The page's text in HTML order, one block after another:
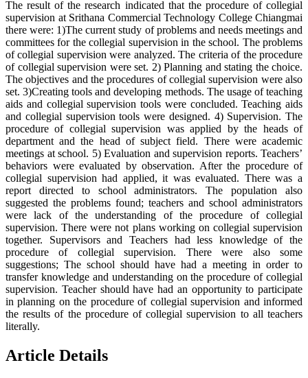
The result of the research indicated that the procedure of collegial
supervision at Srithana Commercial Technology College Chiangmai
there were: 1)The current study of problems and needs meetings and
committees for the collegial supervision in the school. The problems
of collegial supervision were analyzed. The criteria of the procedure
of collegial supervision were set. 2) Planning and stating the choice.
The objectives and the procedures of collegial supervision were also
set. 3)Creating tools and developing methods. The usage of teaching
aids and collegial supervision tools were concluded. Teaching aids
and collegial supervision tools were designed. 4) Supervision. The
procedure of collegial supervision was applied by the heads of
department and the head of subject field. There were academic
meetings at school. 5) Evaluation and supervision reports. Teachers’
behaviors were evaluated by observation. After the procedure of
collegial supervision had applied, it was evaluated. There was a
report directed to school administrators. The population also
suggested the problems found; teachers and school administrators
were lack of the understanding of the procedure of collegial
supervision. There were not plans working on collegial supervision
together. Supervisors and Teachers had less knowledge of the
procedure of collegial supervision. There were also some
suggestions; The school should have had a meeting in order to
transfer knowledge and understanding on the procedure of collegial
supervision. Teacher should have had an opportunity to participate
in planning on the procedure of collegial supervision and informed
the results of the procedure of collegial supervision to all teachers
literally.
Article Details